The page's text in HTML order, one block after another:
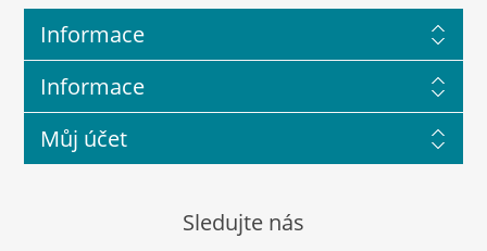
Informace
Informace
Můj účet
Sledujte nás